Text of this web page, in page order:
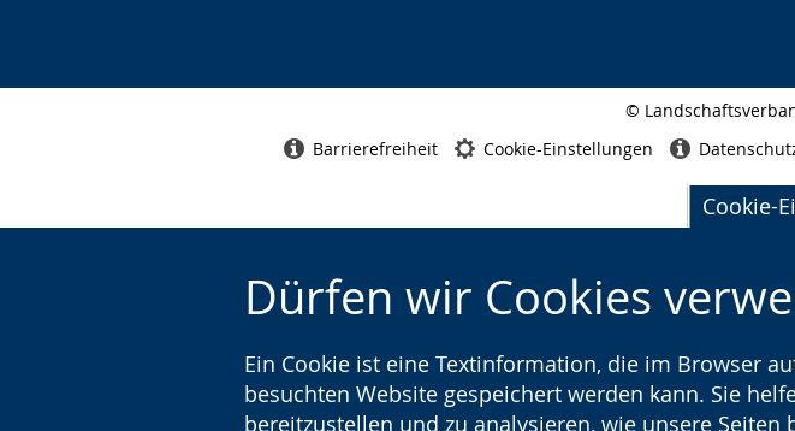
Cookie-
Dürfen wir Cookies
Ein Cookie ist eine Textinformation, die im Browser
besuchten Website gespeichert werden kann. Sie
bereitzustellen und zu analysieren, wie unsere
©
Barrierefreiheit Cookie-Einstellungen